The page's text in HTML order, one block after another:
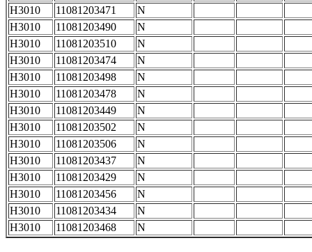
H3010
11081203471
N
H3010
11081203490
N
H3010
11081203510
N
H3010
11081203474
N
H3010
11081203498
N
H3010
11081203478
N
H3010
11081203449
N
H3010
11081203502
N
H3010
11081203506
N
H3010
11081203437
N
H3010
11081203429
N
H3010
11081203456
N
H3010
11081203434
N
H3010
11081203468 N